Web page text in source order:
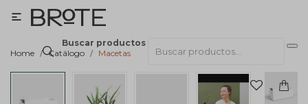
Buscar productos

Home Catálogo Macetas